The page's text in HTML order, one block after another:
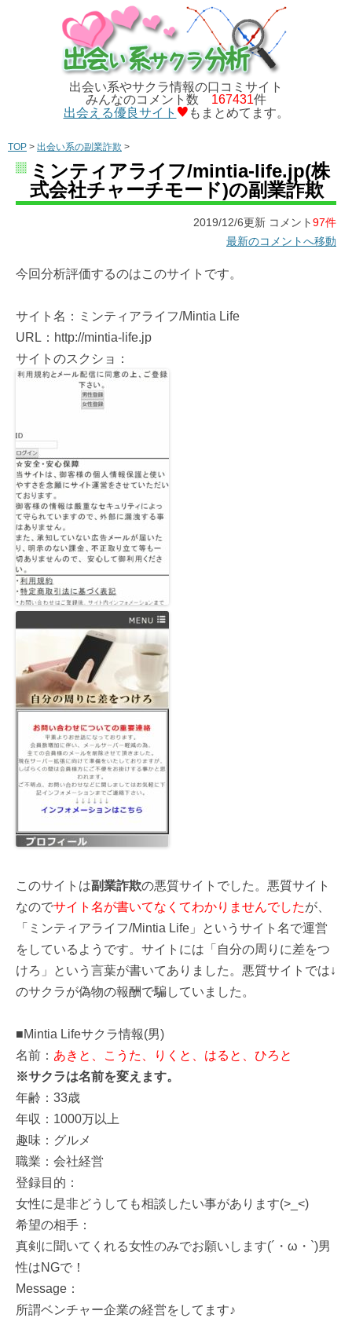
出会い系やサクラ情報の口コミサイト
みんなのコメント数 167431件
出会える優良サイト
もまとめてます。
TOP > 出会い系の副業詐欺 >
ミンティアライフ/mintia-life.jp(株
式会社チャーチモード)の副業詐欺
2019/12/6更新 コメント97件
最新のコメントへ移動
今回分析評価するのはこのサイトです。
サイト名：ミンティアライフ/Mintia Life
URL：http://mintia-life.jp
サイトのスクショ：
このサイトは副業詐欺の悪質サイトでした。悪質サイト
なのでサイト名が書いてなくてわかりませんでしたが、
「ミンティアライフ/Mintia Life」というサイト名で運営
をしているようです。サイトには「自分の周りに差をつ
けろ」という言葉が書いてありました。悪質サイトでは↓
のサクラが偽物の報酬で騙していました。
■Mintia Lifeサクラ情報(男)
名前： あきと、こうた、りくと、はると、ひろと
※サクラは名前を変えます。
年齢：33歳
年収：1000万以上
趣味：グルメ
職業：会社経営
登録目的：
女性に是非どうしても相談したい事があります(>_<)
希望の相手：
真剣に聞いてくれる女性のみでお願いします(´・ω・`)男
性はNGで！
Message：
所謂ベンチャー企業の経営をしてます♪